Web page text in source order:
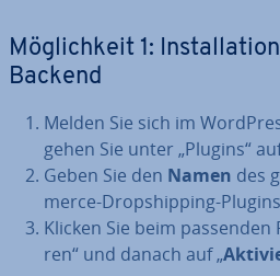
Mög­lich­keit 1:
Backend
Melden Sie sich im
gehen Sie unter „Plugins“
Geben Sie den Namen des
mer­ce-Drop­ship­ping-
Klicken Sie beim
ren“ und danach auf „